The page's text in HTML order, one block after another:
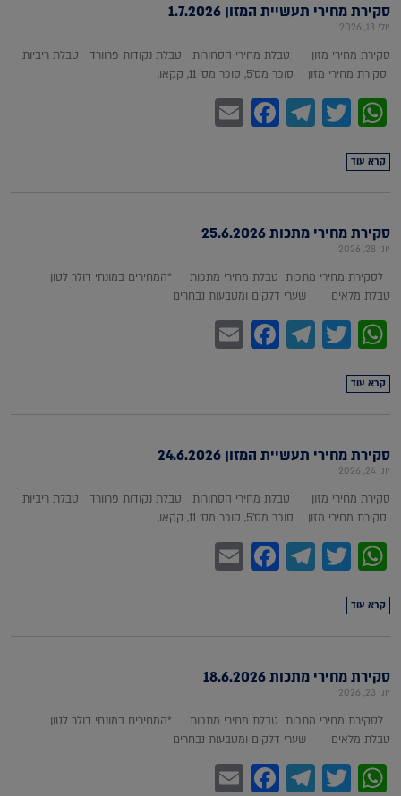
סקירת מחירי תעשיית המזון 1.7.2026
יולי 13, 2026
סקירת מחירי מזון טבלת מחירי הסחורות טבלת נקודות פרוורד טבלת ריביות
סקירת מחירי מזון סוכר מס'5, סוכר מס' 11, קקאו,
WhatsApp
Twitter
Telegram
Facebook
קרא עוד
סקירת מחירי מתכות 25.6.2026
יוני 28, 2026
לסקירת מחירי מתכות טבלת מחירי מתכות *המחירים במונחי דולר לטון
טבלת מלאים שערי דלקים ומטבעות נבחרים
WhatsApp
Twitter
Telegram
Facebook
קרא עוד
סקירת מחירי תעשיית המזון 24.6.2026
יוני 24, 2026
סקירת מחירי מזון טבלת מחירי הסחורות טבלת נקודות פרוורד טבלת ריביות
סקירת מחירי מזון סוכר מס'5, סוכר מס' 11, קקאו,
WhatsApp
Twitter
Telegram
Facebook
קרא עוד
סקירת מחירי מתכות 18.6.2026
יוני 23, 2026
לסקירת מחירי מתכות טבלת מחירי מתכות *המחירים במונחי דולר לטון
טבלת מלאים שערי דלקים ומטבעות נבחרים
WhatsApp
Twitter
Telegram
Facebook